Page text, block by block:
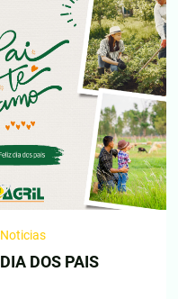
Noticias
DIA DOS PAIS